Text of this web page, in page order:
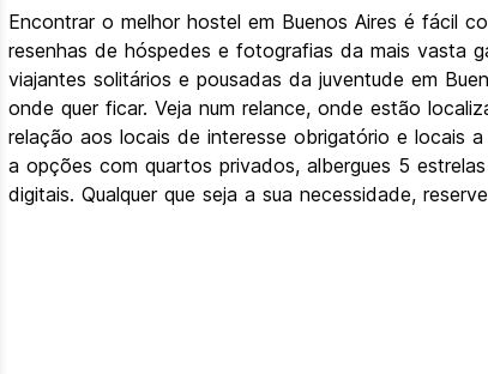
Encontrar o melhor hostel em Buenos Aires é fácil
resenhas de hóspedes e fotografias da mais vasta
viajantes solitários e pousadas da juventude em
onde quer ficar. Veja num relance, onde estão
relação aos locais de interesse obrigatório e locais
a opções com quartos privados, albergues 5
digitais. Qualquer que seja a sua necessidade,